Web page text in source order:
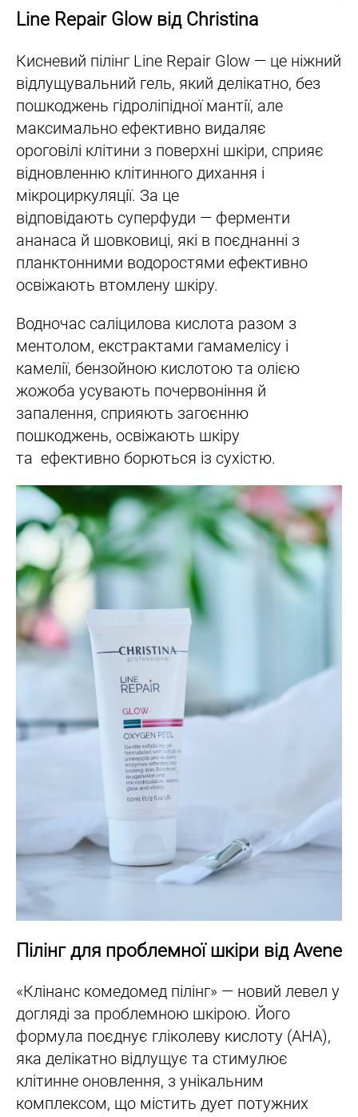
Line Repair Glow від Christina
Кисневий пілінг Line Repair Glow — це ніжний
відлущувальний гель, який делікатно, без
пошкоджень гідроліпідної мантії, але
максимально ефективно видаляє
ороговілі клітини з поверхні шкіри, сприяє
відновленню клітинного дихання і
мікроциркуляції. За це
відповідають суперфуди — ферменти
ананаса й шовковиці, які в поєднанні з
планктонними водоростями ефективно
освіжають втомлену шкіру.
Водночас саліцилова кислота разом з
ментолом, екстрактами гамамелісу і
камелії, бензойною кислотою та олією
жожоба усувають почервоніння й
запалення, сприяють загоєнню
пошкоджень, освіжають шкіру
та ефективно борються із сухістю.
Пілінг для проблемної шкіри від Avene
«Клінанс комедомед пілінг» — новий левел у
догляді за проблемною шкірою. Його
формула поєднує гліколеву кислоту (AHA),
яка делікатно відлущує та стимулює
клітинне оновлення, з унікальним
комплексом, що містить дует потужних